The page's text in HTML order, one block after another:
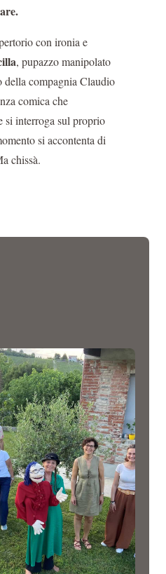
con ironia e
, pupazzo manipolato
della compagnia Claudio
comica che
si interroga sul proprio
si accontenta di
chissà.